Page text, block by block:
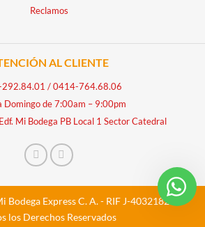
Reclamos
AL CLIENTE
/0414-764.68.06
Domingo de 7:00am – 9:00pm
Mi Bodega PB Local 1 Sector Catedral
Express C. A. - RIF J-40321828-5 -
los Derechos Reservados